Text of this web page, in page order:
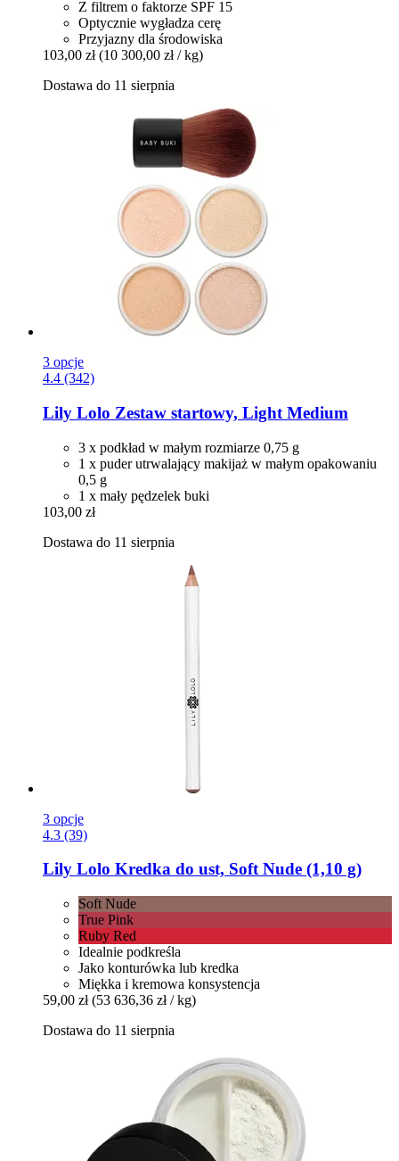
Z filtrem o faktorze SPF 15
Optycznie wygładza cerę
Przyjazny dla środowiska
103,00 zł (10 300,00 zł / kg)
Dostawa do 11 sierpnia
3 opcje
4.4 (342)
Lily Lolo Zestaw startowy, Light Medium
3 x podkład w małym rozmiarze 0,75 g
1 x puder utrwalający makijaż w małym opakowaniu
0,5 g
1 x mały pędzelek buki
103,00 zł
Dostawa do 11 sierpnia
3 opcje
4.3 (39)
Lily Lolo Kredka do ust, Soft Nude (1,10 g)
Soft Nude
True Pink
Ruby Red
Idealnie podkreśla
Jako konturówka lub kredka
Miękka i kremowa konsystencja
59,00 zł (53 636,36 zł / kg)
Dostawa do 11 sierpnia